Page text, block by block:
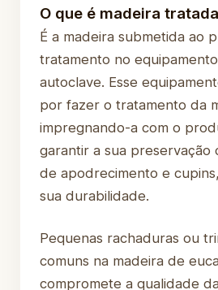
O que é madeira
É a madeira submetida ao
tratamento no
autoclave. Esse
por fazer o tratamento da
impregnando-a com o
garantir a sua preservação
de apodrecimento e
sua durabilidade.
Pequenas rachaduras ou
comuns na madeira de
compromete a qualidade